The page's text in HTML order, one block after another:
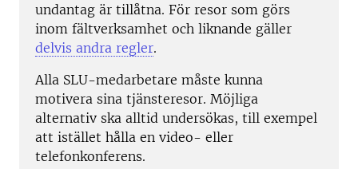
undantag är tillåtna. För resor som görs
inom fältverksamhet och liknande gäller
delvis andra regler.
Alla SLU-medarbetare måste kunna
motivera sina tjänsteresor. Möjliga
alternativ ska alltid undersökas, till exempel
att istället hålla en video- eller
telefonkonferens.